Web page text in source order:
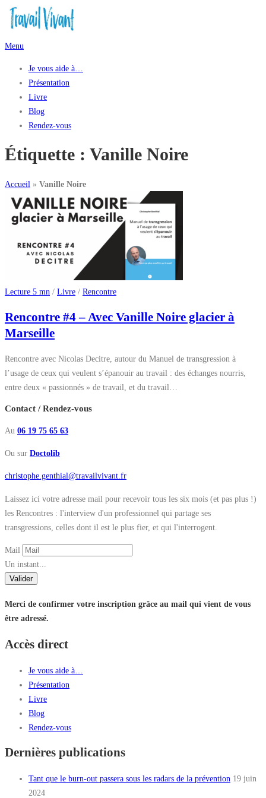
Aller
au
Menu
Je vous aide à…
Présentation
Livre
Blog
Rendez-vous
Étiquette : Vanille Noire
Accueil » Vanille Noire
Lecture 5 mn / Livre / Rencontre
Rencontre #4 – Avec Vanille Noire glacier à
Marseille
Rencontre avec Nicolas Decitre, autour du Manuel de transgression à
l’usage de ceux qui veulent s’épanouir au travail : des échanges nourris,
entre deux « passionnés » de travail, et du travail…
Contact / Rendez-vous
Au 06 19 75 65 63
Ou sur Doctolib
christophe.genthial@travailvivant.fr
Laissez ici votre adresse mail pour recevoir tous les six mois (et pas plus !)
les Rencontres : l'interview d'un professionnel qui partage ses
transgressions, celles dont il est le plus fier, et qui l'interrogent.
Mail
Un instant...
Valider
Merci de confirmer votre inscription grâce au mail qui vient de vous
être adressé.
Accès direct
Je vous aide à…
Présentation
Livre
Blog
Rendez-vous
Dernières publications
Tant que le burn-out passera sous les radars de la prévention 19 juin
2024